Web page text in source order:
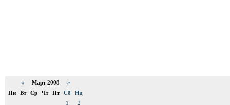
« Март 2008 »
Пн
Вт Ср Чт Пт Сб
Нд
1
2